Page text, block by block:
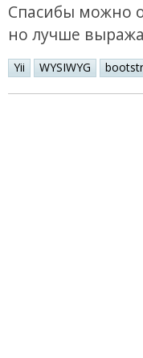
Спасибы можно
но лучше
Yii WYSIWYG